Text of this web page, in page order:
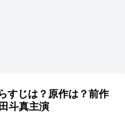
すじは？原作は？前作
斗真主演